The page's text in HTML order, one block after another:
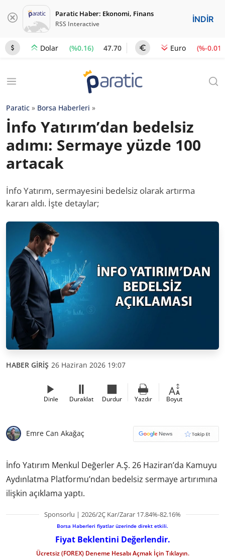
Paratic Haber: Ekonomi, Finans
RSS Interactive İNDİR
Dolar (%0.16) 47.70 Euro (%-0.01)
Paratic » Borsa Haberleri »
İnfo Yatırım’dan bedelsiz
adımı: Sermaye yüzde 100
artacak
İnfo Yatırım, sermayesini bedelsiz olarak artırma
kararı aldı. İşte detaylar;
HABER GİRİŞ 26 Haziran 2026 19:07
Dinle Duraklat Durdur Yazdır Boyut
Emre Can Akağaç
İnfo Yatırım Menkul Değerler A.Ş. 26 Haziran’da Kamuyu
Aydınlatma Platformu’ndan bedelsiz sermaye artırımına
ilişkin açıklama yaptı.
Sponsorlu | 2026/2Ç Kar/Zarar 17.84%-82.16%
Borsa Haberleri fiyatlar üzerinde direkt etkili.
Fiyat Beklentini Değerlendir.
Ücretsiz (FOREX) Deneme Hesabı Açmak İçin Tıklayın.